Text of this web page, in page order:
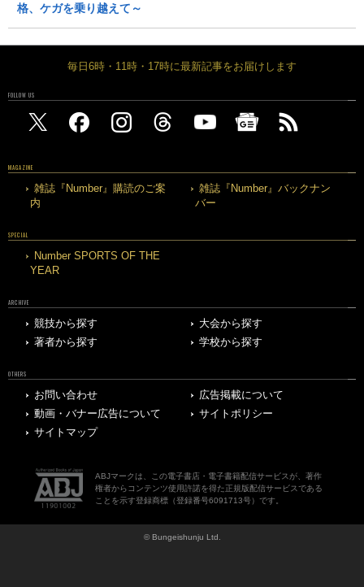
格、ケガを乗り越えて～
毎日6時・11時・17時に最新記事をお届けします
FOLLOW US
MAGAZINE
雑誌『Number』購読のご案
内
雑誌『Number』バックナン
バー
SPECIAL
Number SPORTS OF THE
YEAR
ARCHIVE
競技から探す
大会から探す
著者から探す
学校から探す
OTHERS
お問い合わせ
広告掲載について
動画・バナー広告について
サイトポリシー
サイトマップ
ABJマークは、この電子書店・電子書籍配信サービスが、著作
権者からコンテンツ使用許諾を得た正規版配信サービスである
ことを示す登録商標（登録番号6091713号）です。
© Bungeishunju Ltd.